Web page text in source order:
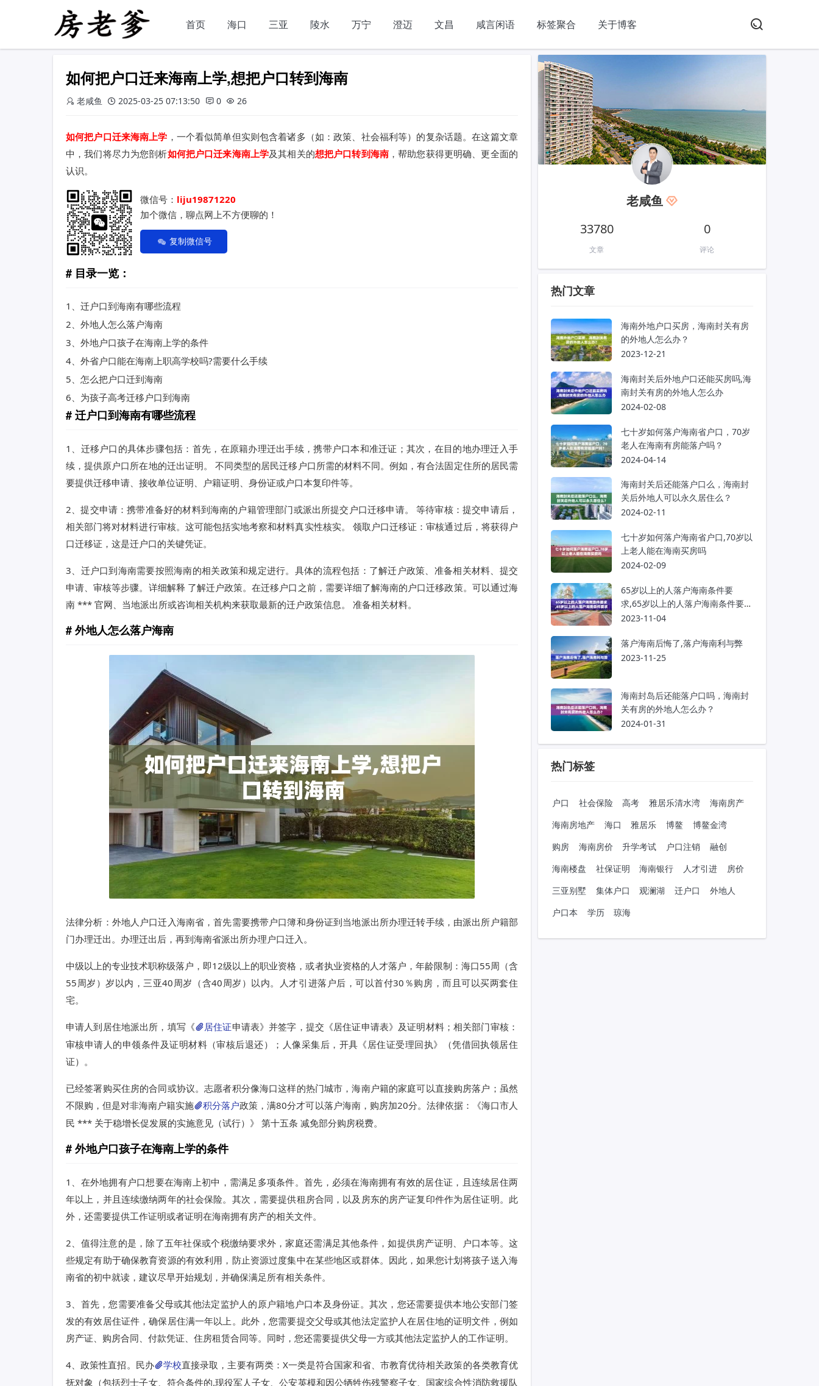
首页 海口 三亚 陵水 万宁 澄迈 文昌 咸言闲语 标签聚合 关于博客
如何把户口迁来海南上学,想把户口转到海南
老咸鱼 2025-03-25 07:13:50 0 26
如何把户口迁来海南上学 ，一个看似简单但实则包含着诸多（如：政策、社会福利等）的复杂话题。在这篇文章
中，我们将尽力为您剖析如何把户口迁来海南上学及其相关的想把户口转到海南 ，帮助您获得更明确、更全面的
认识。
微信号： liju19871220
加个微信，聊点网上不方便聊的！
复制微信号
目录一览：
1、 迁户口到海南有哪些流程
2、 外地人怎么落户海南
3、 外地户口孩子在海南上学的条件
4、 外省户口能在海南上职高学校吗?需要什么手续
5、 怎么把户口迁到海南
6、 为孩子高考迁移户口到海南
迁户口到海南有哪些流程
1、迁移户口的具体步骤包括：首先，在原籍办理迁出手续，携带户口本和准迁证；其次，在目的地办理迁入手
续，提供原户口所在地的迁出证明。 不同类型的居民迁移户口所需的材料不同。例如，有合法固定住所的居民需
要提供迁移申请、接收单位证明、户籍证明、身份证或户口本复印件等。
2、提交申请：携带准备好的材料到海南的户籍管理部门或派出所提交户口迁移申请。 等待审核：提交申请后，
相关部门将对材料进行审核。这可能包括实地考察和材料真实性核实。 领取户口迁移证：审核通过后，将获得户
口迁移证，这是迁户口的关键凭证。
3、迁户口到海南需要按照海南的相关政策和规定进行。具体的流程包括：了解迁户政策、准备相关材料、提交
申请、审核等步骤。详细解释 了解迁户政策。在迁移户口之前，需要详细了解海南的户口迁移政策。可以通过海
南 *** 官网、当地派出所或咨询相关机构来获取最新的迁户政策信息。 准备相关材料。
外地人怎么落户海南
法律分析：外地人户口迁入海南省，首先需要携带户口簿和身份证到当地派出所办理迁转手续，由派出所户籍部
门办理迁出。办理迁出后，再到海南省派出所办理户口迁入。
中级以上的专业技术职称级落户，即12级以上的职业资格，或者执业资格的人才落户，年龄限制：海口55周（含
55周岁）岁以内，三亚40周岁（含40周岁）以内。人才引进落户后，可以首付30％购房，而且可以买两套住
宅。
申请人到居住地派出所，填写《 居住证申请表》并签字，提交《居住证申请表》及证明材料；相关部门审核：
审核申请人的申领条件及证明材料（审核后退还）；人像采集后，开具《居住证受理回执》（凭借回执领居住
证）。
已经签署购买住房的合同或协议。志愿者积分像海口这样的热门城市，海南户籍的家庭可以直接购房落户；虽然
不限购，但是对非海南户籍实施
积分落户政策，满80分才可以落户海南，购房加20分。法律依据：《海口市人
民 *** 关于稳增长促发展的实施意见（试行）》 第十五条 减免部分购房税费。
外地户口孩子在海南上学的条件
1、在外地拥有户口想要在海南上初中，需满足多项条件。首先，必须在海南拥有有效的居住证，且连续居住两
年以上，并且连续缴纳两年的社会保险。其次，需要提供租房合同，以及房东的房产证复印件作为居住证明。此
外，还需要提供工作证明或者证明在海南拥有房产的相关文件。
2、值得注意的是，除了五年社保或个税缴纳要求外，家庭还需满足其他条件，如提供房产证明、户口本等。这
些规定有助于确保教育资源的有效利用，防止资源过度集中在某些地区或群体。因此，如果您计划将孩子送入海
南省的初中就读，建议尽早开始规划，并确保满足所有相关条件。
3、首先，您需要准备父母或其他法定监护人的原户籍地户口本及身份证。其次，您还需要提供本地公安部门签
发的有效居住证件，确保居住满一年以上。此外，您需要提交父母或其他法定监护人在居住地的证明文件，例如
房产证、购房合同、付款凭证、住房租赁合同等。同时，您还需要提供父母一方或其他法定监护人的工作证明。
4、政策性直招。民办 学校直接录取，主要有两类：X一类是符合国家和省、市教育优待相关政策的各类教育优
抚对象（包括烈士子女、符合条件的.现役军人子女、公安英模和因公牺牲伤残警察子女、国家综合性消防救援队
老咸鱼
33780
文章
0
评论
热门文章
海南外地户口买房，海南封关有房
的外地人怎么办？
2023-12-21
海南封关后外地户口还能买房吗,海
南封关有房的外地人怎么办
2024-02-08
七十岁如何落户海南省户口，70岁
老人在海南有房能落户吗？
2024-04-14
海南封关后还能落户口么，海南封
关后外地人可以永久居住么？
2024-02-11
七十岁如何落户海南省户口,70岁以
上老人能在海南买房吗
2024-02-09
65岁以上的人落户海南条件要
求,65岁以上的人落户海南条件要求
是什么
2023-11-04
落户海南后悔了,落户海南利与弊
2023-11-25
海南封岛后还能落户口吗，海南封
关有房的外地人怎么办？
2024-01-31
热门标签
户口 社会保险 高考 雅居乐清水湾
海南房产
海南房地产
海口 雅居乐 博鳌
博鳌金湾
购房
海南房价 升学考试 户口注销
融创
海南楼盘
社保证明 海南银行 人才引进
房价
三亚别墅
集体户口 观澜湖 迁户口
外地人
户口本
学历 琼海